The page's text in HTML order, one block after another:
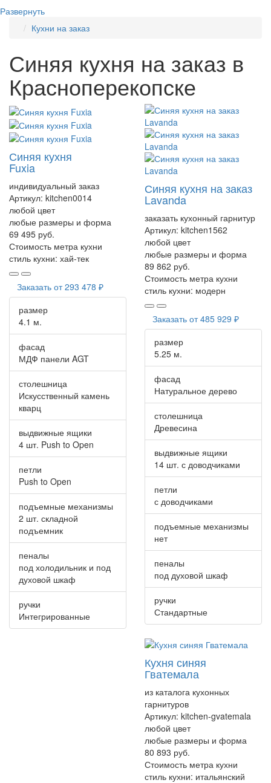
Развернуть
Кухни на заказ
Синяя кухня на заказ в
Красноперекопске
Синяя кухня
Fuxia
индивидуальный заказ
Артикул: kitchen0014
любой цвет
любые размеры и форма
69 495 руб.
Стоимость метра кухни
стиль кухни: хай-тек
Заказать от293 478 ₽
размер
4.1 м.
фасад
МДФ панели AGT
столешница
Искусственный камень
кварц
выдвижные ящики
4 шт. Push to Open
петли
Push to Open
подъемные механизмы
2 шт. складной
подъемник
пеналы
под холодильник и под
духовой шкаф
ручки
Интегрированные
Синяя кухня на заказ
Lavanda
заказать кухонный гарнитур
Артикул: kitchen1562
любой цвет
любые размеры и форма
89 862 руб.
Стоимость метра кухни
стиль кухни: модерн
Заказать от485 929 ₽
размер
5.25 м.
фасад
Натуральное дерево
столешница
Древесина
выдвижные ящики
14 шт. с доводчиками
петли
с доводчиками
подъемные механизмы
нет
пеналы
под духовой шкаф
ручки
Стандартные
Кухня синяя
Гватемала
из каталога кухонных
гарнитуров
Артикул: kitchen-gvatemala
любой цвет
любые размеры и форма
80 893 руб.
Стоимость метра кухни
стиль кухни: итальянский